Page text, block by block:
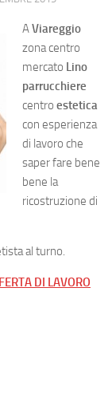
AViareggio
zona centro
mercato Lino
parrucchiere
centro estetica
con esperienza
di lavoro che
saper fare bene
bene la
ricostruzione di
al turno.
DI LAVORO